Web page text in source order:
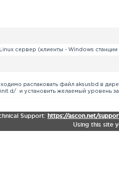
сервер (клиенты - Windows станции
распаковать файл aksusbd в
и установить желаемый уровень
Support: https://ascon.net/
Using this site